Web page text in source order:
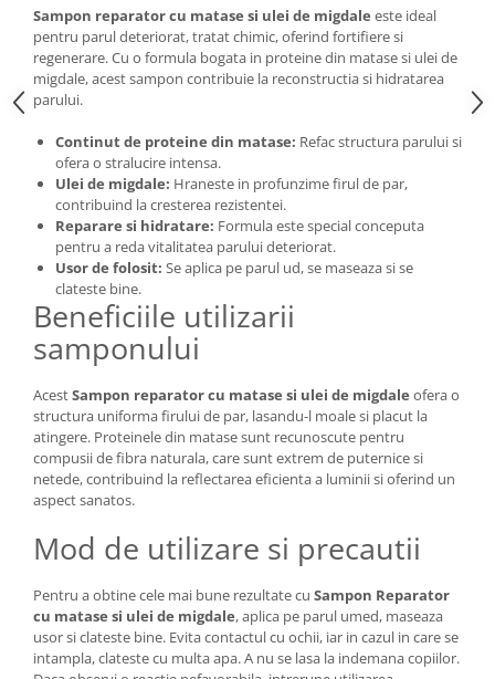
Sampon reparator cu matase si ulei de migdale este ideal
pentru parul deteriorat, tratat chimic, oferind fortifiere si
regenerare. Cu o formula bogata in proteine din matase si ulei de
migdale, acest sampon contribuie la reconstructia si hidratarea
parului.
Continut de proteine din matase: Refac structura parului si
ofera o stralucire intensa.
Ulei de migdale: Hraneste in profunzime firul de par,
contribuind la cresterea rezistentei.
Reparare si hidratare: Formula este special conceputa
pentru a reda vitalitatea parului deteriorat.
Usor de folosit: Se aplica pe parul ud, se maseaza si se
clateste bine.
Beneficiile utilizarii
samponului
AcestSampon reparator cu matase si ulei de migdale ofera o
structura uniforma firului de par, lasandu-l moale si placut la
atingere. Proteinele din matase sunt recunoscute pentru
compusii de fibra naturala, care sunt extrem de puternice si
netede, contribuind la reflectarea eficienta a luminii si oferind un
aspect sanatos.
Mod de utilizare si precautii
Pentru a obtine cele mai bune rezultate cu Sampon Reparator
cu matase si ulei de migdale, aplica pe parul umed, maseaza
usor si clateste bine. Evita contactul cu ochii, iar in cazul in care se
intampla, clateste cu multa apa. A nu se lasa la indemana copiilor.